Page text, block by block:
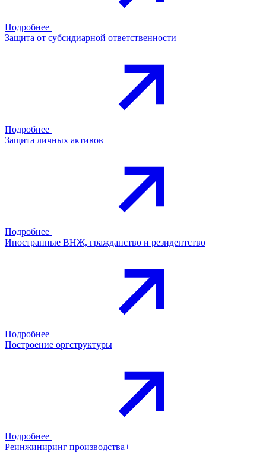
Подробнее
Защита от субсидиарной ответственности
Подробнее
Защита личных активов
Подробнее
Иностранные ВНЖ, гражданство и резидентство
Подробнее
Построение оргструктуры
Подробнее
Реинжиниринг производства+